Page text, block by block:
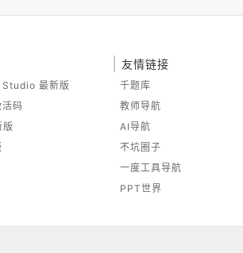
最新版
码
友情链接
千题库
教师导航
AI导航
不坑圈子
一度工具导航
PPT世界